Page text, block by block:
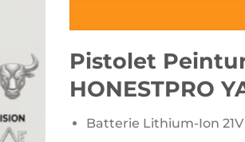
Pistolet
HONESTPRO
Batterie Lithium-Ion 21V